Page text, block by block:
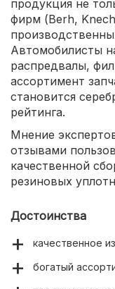
продукция не
фирм (Berh,
Автомобилисты
распредвалы,
ассортимент
становится
рейтинга.
Мнение
отзывами
качественной
резиновых
Достоинства
качественное
богатый